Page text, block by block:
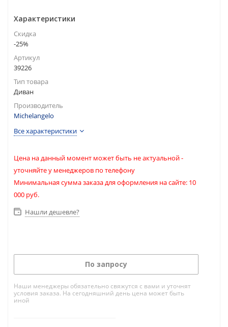
Характеристики
Скидка
-25%
Артикул
39226
Тип товара
Диван
Производитель
Michelangelo
Все характеристики
Цена на данный момент может быть не актуальной -
уточняйте у менеджеров по телефону
Минимальная сумма заказа для оформления на сайте: 10
000 руб.
Нашли дешевле?
По запросу
Наши менеджеры обязательно свяжутся с вами и уточнят
условия заказа. На сегодняшний день цена может быть
иной